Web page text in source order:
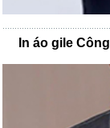
In áo gile